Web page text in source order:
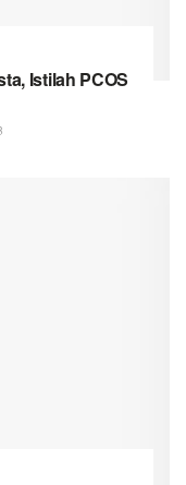
Istilah PCOS